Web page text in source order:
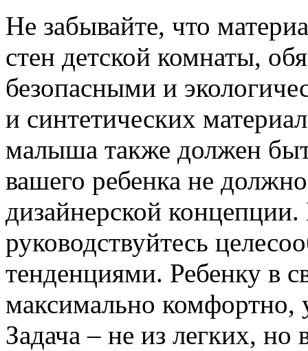
Не забывайте, что
стен детской комнаты,
безопасными и
и синтетических
малыша также должен
вашего ребенка не
дизайнерской
руководствуйтесь
тенденциями. Ребенку в
максимально комфортно,
Задача – не из легких, но